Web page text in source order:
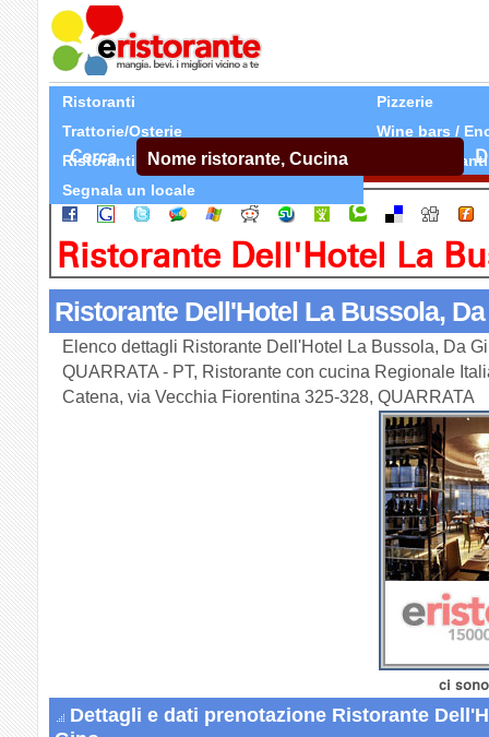
Ristoranti
Pizzerie
Trattorie/Osterie
Wine bars /
Ristoranti Etnici
Tutti Ristoranti
Segnala un locale
Cerca
Ristorante Dell'Hotel La
Ristorante Dell'Hotel La Bussola,
Elenco dettagli Ristorante Dell'Hotel La Bussola, Da
QUARRATA - PT, Ristorante con cucina Regionale
Catena, via Vecchia Fiorentina 325-328, QUARRATA
ci
Dettagli e dati prenotazione Ristorante